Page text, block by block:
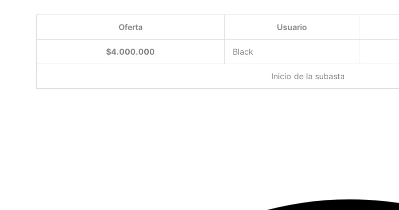
Oferta Usuario
$4.000.000 Black
Inicio de la subasta